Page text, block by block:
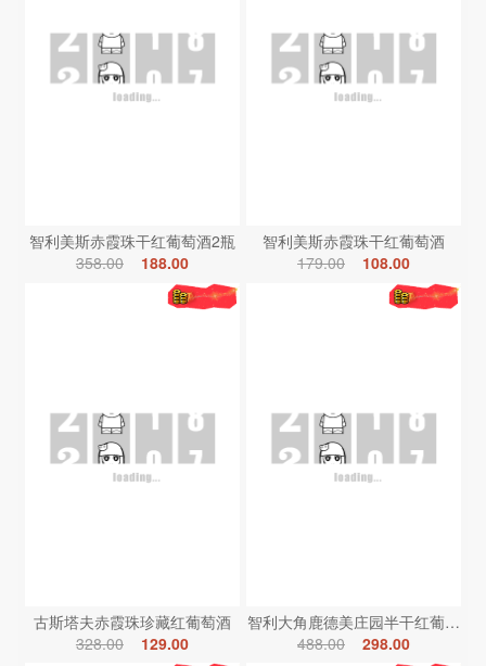
智利美斯赤霞珠干红葡萄酒2瓶
358.00
188.00
智利美斯赤霞珠干红葡萄酒
179.00
108.00
古斯塔夫赤霞珠珍藏红葡萄酒
328.00
129.00
智利大角鹿德美庄园半干红葡萄酒
488.00
298.00